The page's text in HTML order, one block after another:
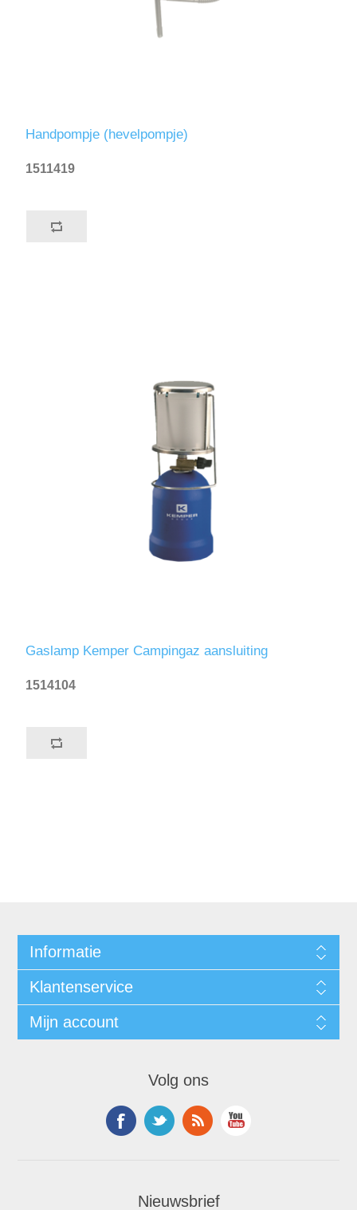
Handpompje (hevelpompje)
1511419
Gaslamp Kemper Campingaz aansluiting
1514104
Informatie
Klantenservice
Mijn account
Volg ons
Nieuwsbrief